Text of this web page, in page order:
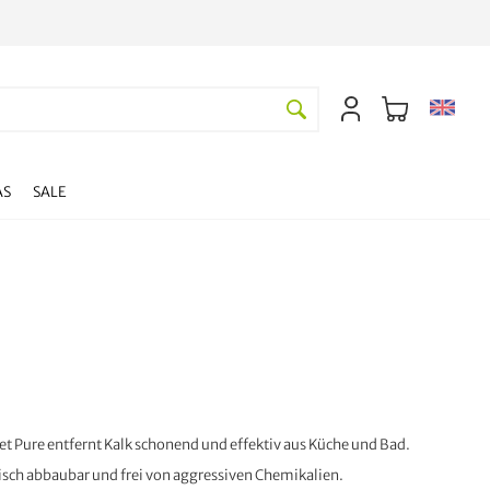
SALE
Pure entfernt Kalk schonend und effektiv aus Küche und Bad.
abbaubar und frei von aggressiven Chemikalien.